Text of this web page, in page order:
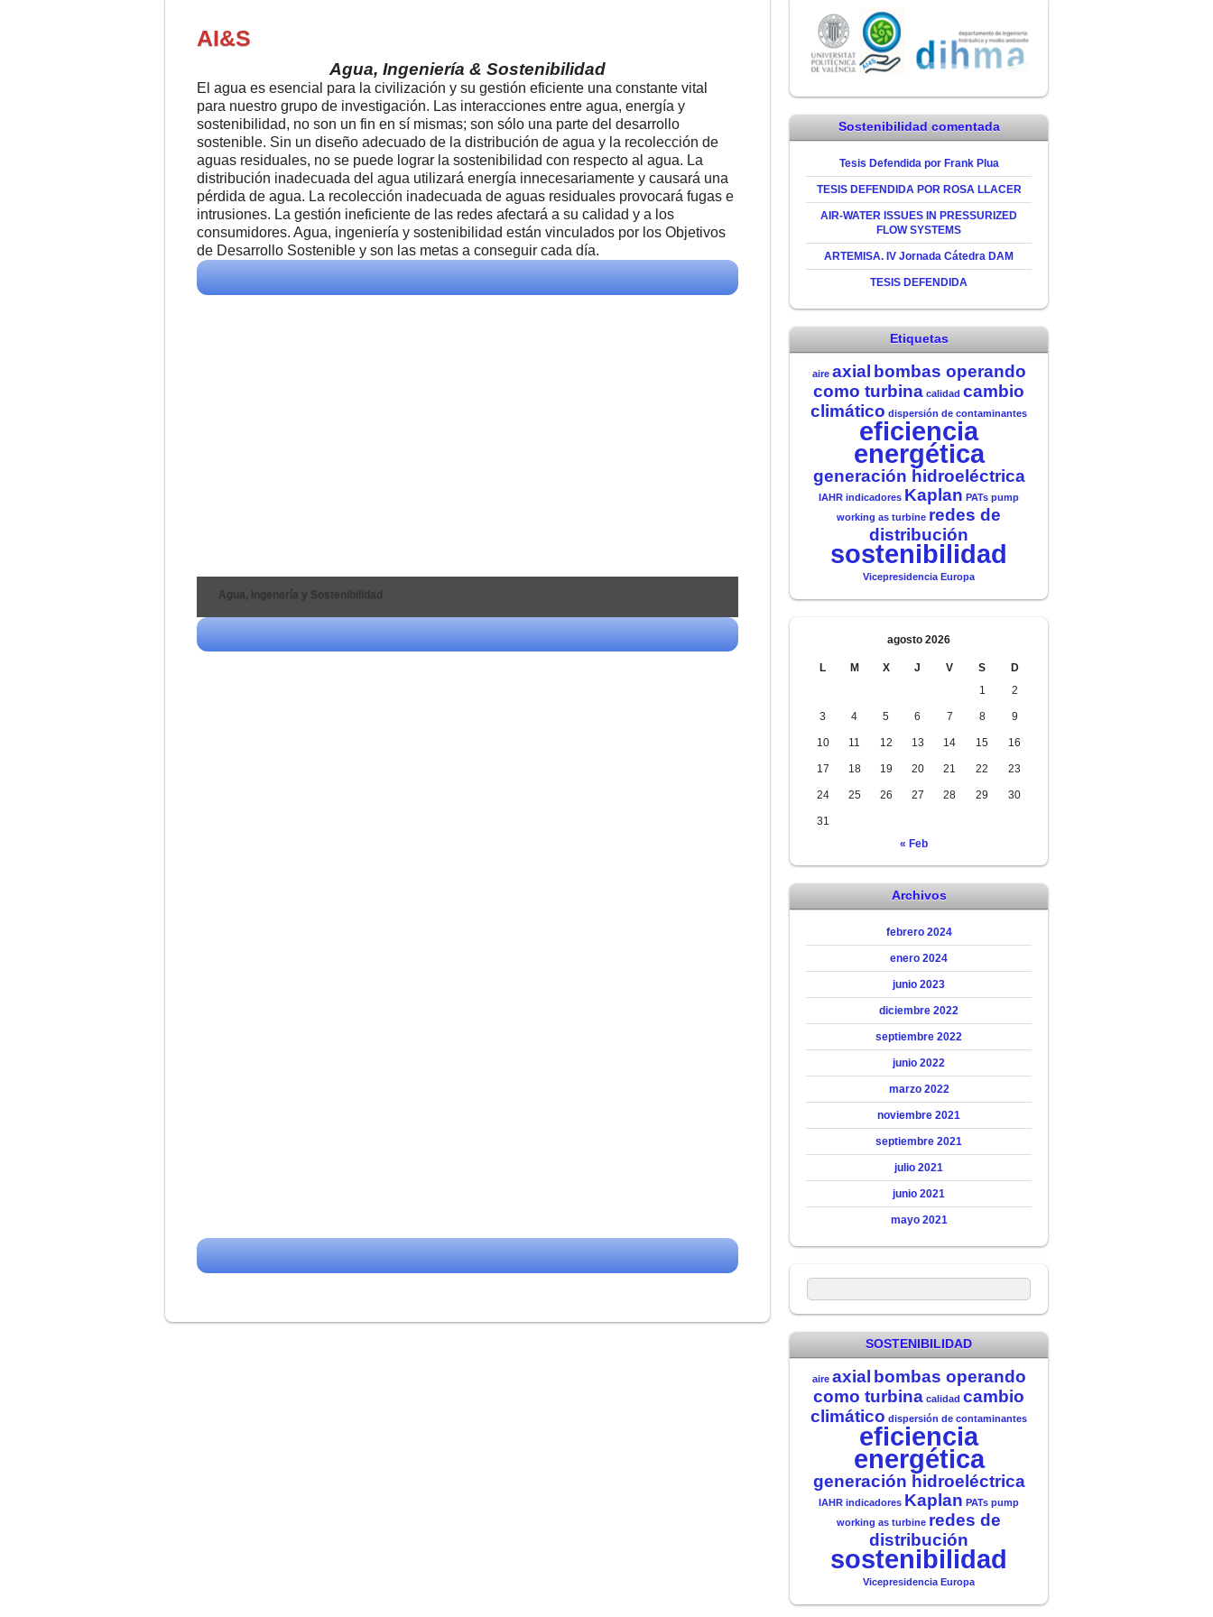
AI&S
Agua, Ingeniería & Sostenibilidad
El agua es esencial para la civilización y su gestión eficiente una constante vital
para nuestro grupo de investigación. Las interacciones entre agua, energía y
sostenibilidad, no son un fin en sí mismas; son sólo una parte del desarrollo
sostenible. Sin un diseño adecuado de la distribución de agua y la recolección de
aguas residuales, no se puede lograr la sostenibilidad con respecto al agua. La
distribución inadecuada del agua utilizará energía innecesariamente y causará una
pérdida de agua. La recolección inadecuada de aguas residuales provocará fugas e
intrusiones. La gestión ineficiente de las redes afectará a su calidad y a los
consumidores. Agua, ingeniería y sostenibilidad están vinculados por los Objetivos
de Desarrollo Sostenible y son las metas a conseguir cada día.
Agua, Ingenería y Sostenibilidad
Sostenibilidad comentada
Tesis Defendida por Frank Plua
TESIS DEFENDIDA POR ROSA LLACER
AIR-WATER ISSUES IN PRESSURIZED
FLOW SYSTEMS
ARTEMISA. IV Jornada Cátedra DAM
TESIS DEFENDIDA
Etiquetas
aire axial bombas operando
como turbina calidad cambio
climático dispersión de contaminantes
eficiencia
energética
generación hidroeléctrica
IAHR indicadores Kaplan PATs pump
working as turbine redes de
distribución
sostenibilidad
Vicepresidencia Europa
agosto 2026
L M X J V S
D
1
2
3 4 5 6 7 8 9
10 11 12 13 14 15 16
17 18 19 20 21 22 23
24 25 26 27 28 29 30
31
« Feb
Archivos
febrero 2024
enero 2024
junio 2023
diciembre 2022
septiembre 2022
junio 2022
marzo 2022
noviembre 2021
septiembre 2021
julio 2021
junio 2021
mayo 2021
SOSTENIBILIDAD
aire axial bombas operando
como turbina calidad cambio
climático dispersión de contaminantes
eficiencia
energética
generación hidroeléctrica
IAHR indicadores Kaplan PATs pump
working as turbine redes de
distribución
sostenibilidad
Vicepresidencia Europa